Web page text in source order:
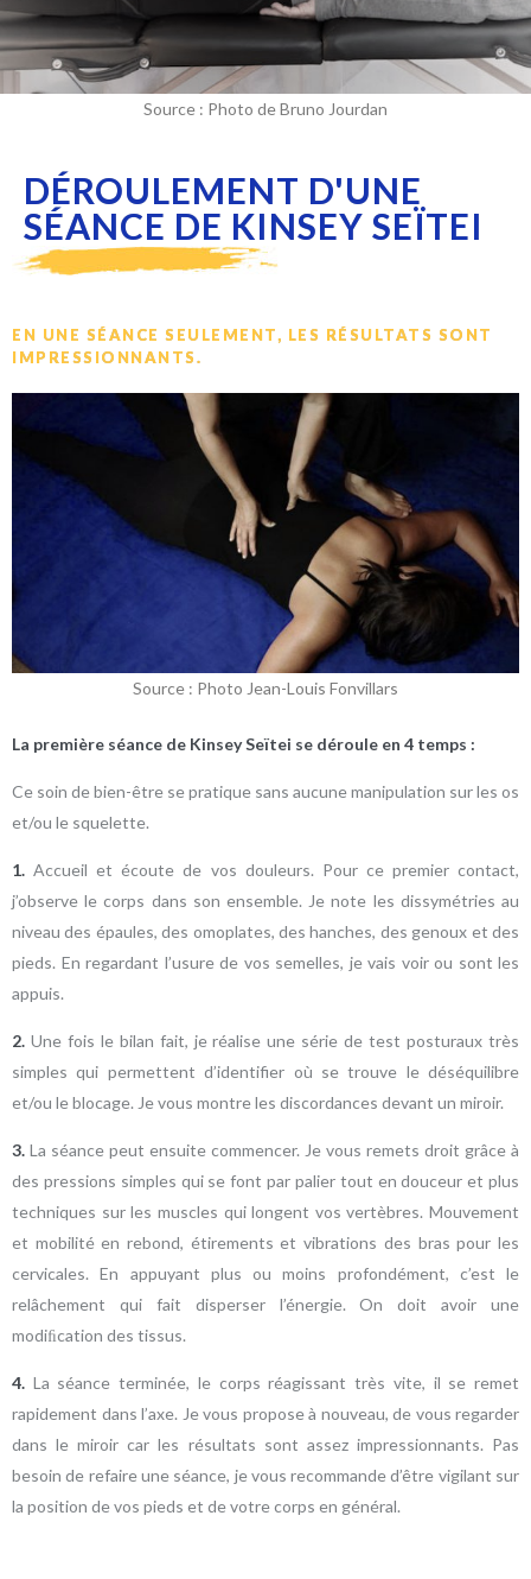
Source : Photo de Bruno Jourdan
DÉROULEMENT D'UNE
SÉANCE DE KINSEY SEÏTEI
EN UNE SÉANCE SEULEMENT, LES RÉSULTATS SONT
IMPRESSIONNANTS.
Source : Photo Jean-Louis Fonvillars
La première séance de Kinsey Seïtei se déroule en 4 temps :
Ce soin de bien-être se pratique sans aucune manipulation sur les os
et/ou le squelette.
1.Accueil et écoute de vos douleurs. Pour ce premier contact,
j’observe le corps dans son ensemble. Je note les dissymétries au
niveau des épaules, des omoplates, des hanches, des genoux et des
pieds. En regardant l’usure de vos semelles, je vais voir ou sont les
appuis.
2. Une fois le bilan fait, je réalise une série de test posturaux très
simples qui permettent d’identifier où se trouve le déséquilibre
et/ou le blocage. Je vous montre les discordances devant un miroir.
3. La séance peut ensuite commencer. Je vous remets droit grâce à
des pressions simples qui se font par palier tout en douceur et plus
techniques sur les muscles qui longent vos vertèbres. Mouvement
et mobilité en rebond, étirements et vibrations des bras pour les
cervicales. En appuyant plus ou moins profondément, c’est le
relâchement qui fait disperser l’énergie. On doit avoir une
modiﬁcation des tissus.
4. La séance terminée, le corps réagissant très vite, il se remet
rapidement dans l’axe. Je vous propose à nouveau, de vous regarder
dans le miroir car les résultats sont assez impressionnants. Pas
besoin de refaire une séance, je vous recommande d’être vigilant sur
la position de vos pieds et de votre corps en général.